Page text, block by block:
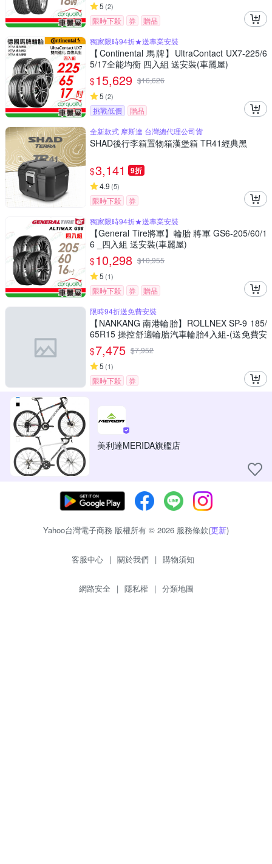
5 (2)
限時下殺 券
贈品
獨家限時94折★送專業安裝
【Continental 馬牌】UltraContact UX7-225/6
5/17全能均衡 四入組 送安裝(車麗屋)
$15,629 $16,626
5 (2)
挑戰低價
贈品
全新款式 摩斯達 台灣總代理公司貨
SHAD後行李箱置物箱漢堡箱 TR41經典黑
$3,141 9折
4.9 (5)
限時下殺
券
獨家限時94折★送專業安裝
【General Tire將軍】輪胎 將軍 GS6-205/60/1
6 _四入組 送安裝(車麗屋)
$10,298 $10,955
5 (1)
限時下殺 券
贈品
限時94折送免費安裝
【NANKANG 南港輪胎】ROLLNEX SP-9 185/
65R15 操控舒適輪胎汽車輪胎4入組-(送免費安
裝)
$7,475 $7,952
5 (1)
限時下殺 券
美利達MERIDA旗艦店
Yahoo台灣電子商務 版權所有 © 2026 服務條款(更新)
客服中心 | 關於我們 | 購物須知
網路安全 | 隱私權 | 分類地圖